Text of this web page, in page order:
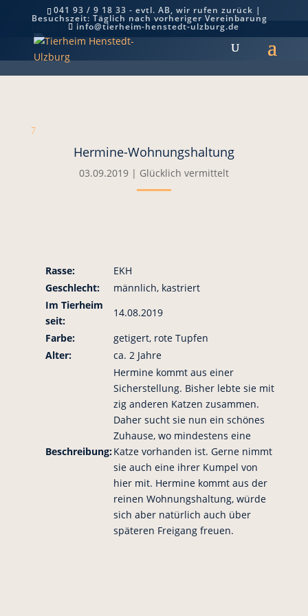
041 93 / 9 18 33 - evtl. AB, wir rufen zurück |
Besuchszeit: Täglich nach vorheriger Vereinbarung
info@tierheim-henstedt-ulzburg.de
Hermine-Wohnungshaltung
7
Hermine-Wohnungshaltung
03.09.2019| Glücklich vermittelt
Rasse:
EKH
Geschlecht:
männlich, kastriert
Im Tierheim
seit:
14.08.2019
Farbe:
getigert, rote Tupfen
Alter:
ca. 2 Jahre
Beschreibung:
Hermine kommt aus einer
Sicherstellung. Bisher lebte sie mit
zig anderen Katzen zusammen.
Daher sucht sie nun ein schönes
Zuhause, wo mindestens eine
Katze vorhanden ist. Gerne nimmt
sie auch eine ihrer Kumpel von
hier mit. Hermine kommt aus der
reinen Wohnungshaltung, würde
sich aber natürlich auch über
späteren Freigang freuen.